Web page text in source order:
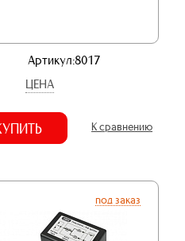
Артикул:8017
ЦЕНА
К сравнению
под заказ